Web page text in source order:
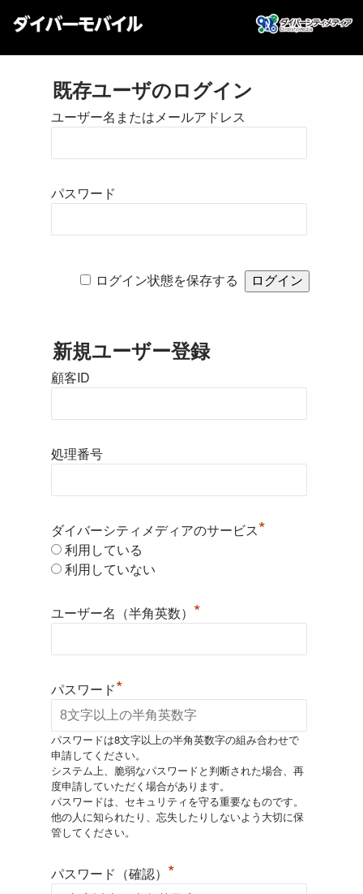
既存ユーザのログイン
ユーザー名またはメールアドレス
パスワード
ログイン状態を保存する
新規ユーザー登録
顧客ID
処理番号
ダイバーシティメディアのサービス*
利用している
利用していない
ユーザー名（半角英数） *
パスワード*
パスワードは8文字以上の半角英数字の組み合わせで
申請してください。
システム上、脆弱なパスワードと判断された場合、再
度申請していただく場合があります。
パスワードは、セキュリティを守る重要なものです。
他の人に知られたり、忘失したりしないよう大切に保
管してください。
パスワード（確認） *